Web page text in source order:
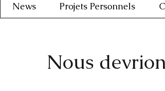
News Projets Personnels
Nous